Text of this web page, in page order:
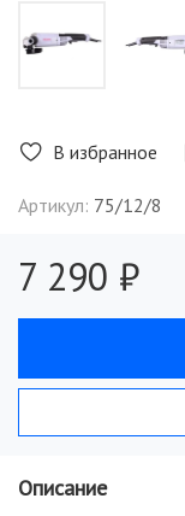
В избранное
Артикул: 75/12/8
Описание
7 290 ₽